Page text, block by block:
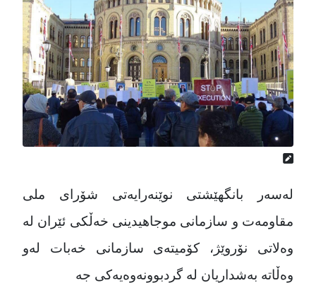
لەسەر بانگهێشتی نوێنەرایەتی شۆرای ملی
مقاومەت و سازمانی موجاهیدینی خەڵکی ئێران لە
وەلاتی نۆروێژ، کۆمیتەی سازمانی خەبات لەو
وەڵاتە بەشداریان لە گردبوونەوەیەکی جە